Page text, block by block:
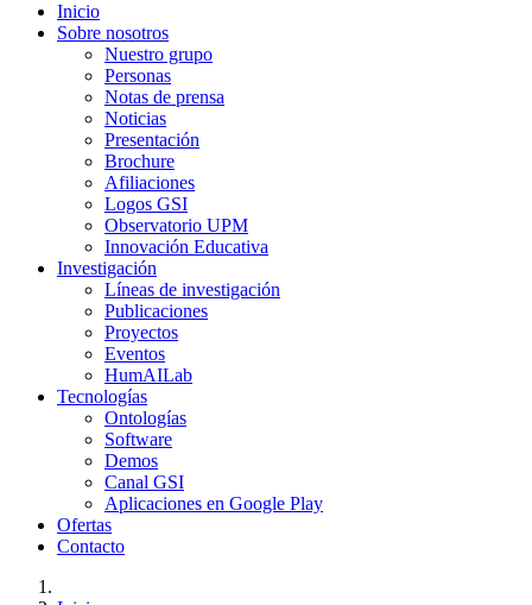
Inicio
Sobre nosotros
Nuestro grupo
Personas
Notas de prensa
Noticias
Presentación
Brochure
Afiliaciones
Logos GSI
Observatorio UPM
Innovación Educativa
Investigación
Líneas de investigación
Publicaciones
Proyectos
Eventos
HumAILab
Tecnologías
Ontologías
Software
Demos
Canal GSI
Aplicaciones en Google Play
Ofertas
Contacto